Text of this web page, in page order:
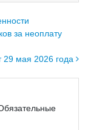
за неоплату
29 мая 2026 года